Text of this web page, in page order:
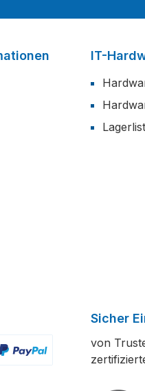
IT-
Sicher
von